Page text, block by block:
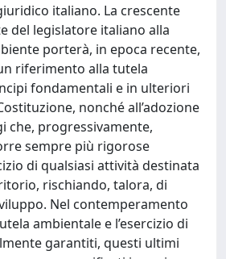
italiano. La crescente
del legislatore italiano alla
porterà, in epoca recente,
riferimento alla tutela
fondamentali e in ulteriori
nonché all’adozione
che, progressivamente,
sempre più rigorose
di qualsiasi attività destinata
rischiando, talora, di
Nel contemperamento
ambientale e l’esercizio di
garantiti, questi ultimi